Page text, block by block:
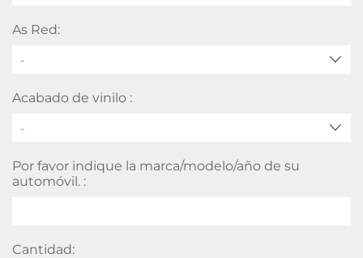
As Red:
-
Acabado de vinilo :
Por favor indique la marca/modelo/año de su
automóvil. :
Cantidad: